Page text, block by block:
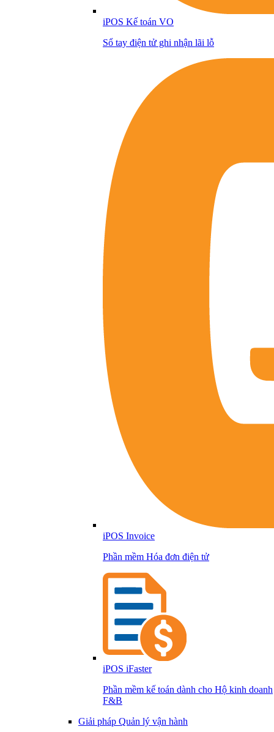
iPOS Kế toán VO
Sổ tay điện tử ghi nhận lãi lỗ
iPOS Invoice
Phần mềm Hóa đơn điện tử
iPOS iFaster
Phần mềm kế toán dành cho Hộ kinh doanh
F&B
Giải pháp Quản lý vận hành